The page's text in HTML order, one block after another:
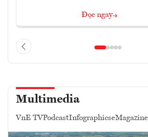
Đọc ngay
Multimedia
VnE TVPodcastInfographicseMagazine